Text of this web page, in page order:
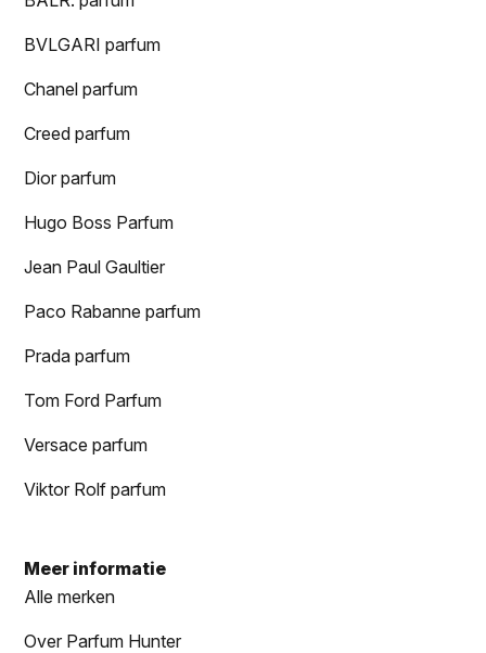
BVLGARI parfum
Chanel parfum
Creed parfum
Dior parfum
Hugo Boss Parfum
Jean Paul Gaultier
Paco Rabanne parfum
Prada parfum
Tom Ford Parfum
Versace parfum
Viktor Rolf parfum
Meer informatie
Alle merken
Over Parfum Hunter